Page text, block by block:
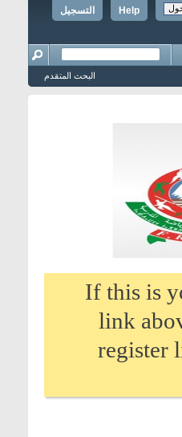
التسجيل Help
البحث المتقدم
If this is
link
register